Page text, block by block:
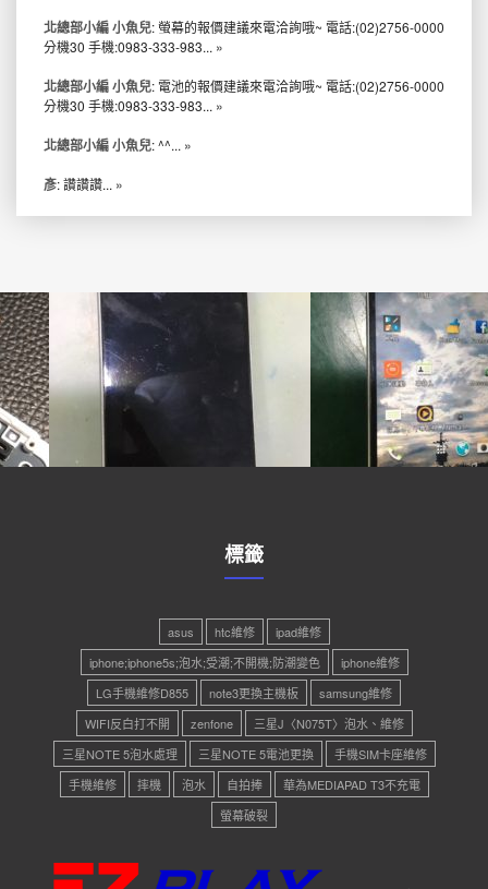
北總部小編 小魚兒: 螢幕的報價建議來電洽詢哦~ 電話:(02)2756-0000
分機30 手機:0983-333-983... »
北總部小編 小魚兒: 電池的報價建議來電洽詢哦~ 電話:(02)2756-0000
分機30 手機:0983-333-983... »
北總部小編 小魚兒: ^^... »
彥: 讚讚讚... »
標籤
asus htc維修
ipad維修
iphone;iphone5s;泡水;受潮;不開機;防潮變色
iphone維修
LG手機維修D855
note3更換主機板
samsung維修
WIFI反白打不開
zenfone
三星J〈N075T〉泡水、維修
三星NOTE 5泡水處理
三星NOTE 5電池更換
手機SIM卡座維修
手機維修
摔機 泡水 自拍捧
華為MEDIAPAD T3不充電
螢幕破裂